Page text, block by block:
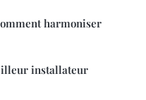
harmoniser
installateur